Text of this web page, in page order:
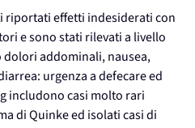
riportati effetti indesiderati con
e sono stati rilevati a livello
dolori addominali, nausea,
urgenza a defecare ed
includono casi molto rari
di Quinke ed isolati casi di